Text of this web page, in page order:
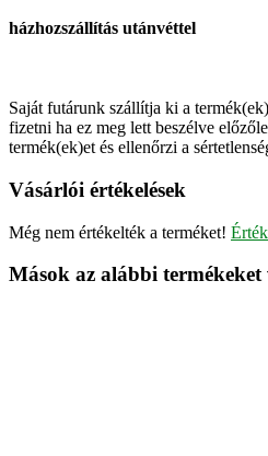
házhozszállítás utánvéttel
Saját futárunk szállítja ki a
fizetni ha ez meg lett beszélve
termék(ek)et és ellenőrzi a
Vásárlói értékelések
Még nem értékelték a terméket!
Mások az alábbi